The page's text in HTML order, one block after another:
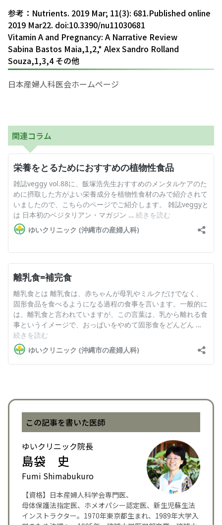
参考：Nutrients. 2019 Mar; 11(3): 681.Published online
2019 Mar22. doi:10.3390/nu11030681
Vitamin A and Pregnancy: A Narrative Review
Sabina Bastos Maia,1,2,* Alex Sandro Rolland
Souza,1,3,4 その他
日本産婦人科医会ホームページ
関連コラム
この記事を書いた医師
ゆいクリニック院長
島袋 史
Fumi Shimabukuro
【資格】日本産婦人科学会専門医、
母体保護法指定医、ホメオパシー認定医、新生児蘇生法
インストラクター。1970年東京都生まれ、1989年大学入